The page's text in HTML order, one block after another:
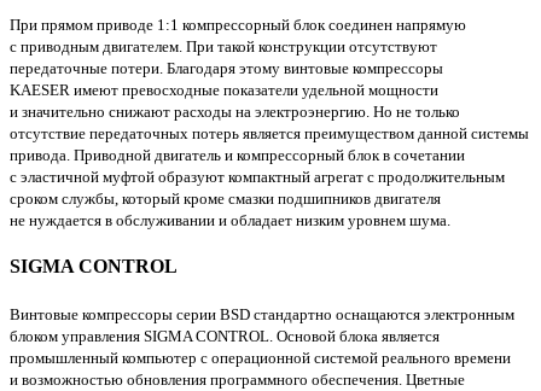
При прямом приводе 1:1 компрессорный блок соединен напрямую
с приводным двигателем. При такой конструкции отсутствуют
передаточные потери. Благодаря этому винтовые компрессоры
KAESER имеют превосходные показатели удельной мощности
и значительно снижают расходы на электроэнергию. Но не только
отсутствие передаточных потерь является преимуществом данной системы
привода. Приводной двигатель и компрессорный блок в сочетании
с эластичной муфтой образуют компактный агрегат с продолжительным
сроком службы, который кроме смазки подшипников двигателя
не нуждается в обслуживании и обладает низким уровнем шума.
SIGMA CONTROL
Винтовые компрессоры серии BSD стандартно оснащаются электронным
блоком управления SIGMA CONTROL. Основой блока является
промышленный компьютер с операционной системой реального времени
и возможностью обновления программного обеспечения. Цветные